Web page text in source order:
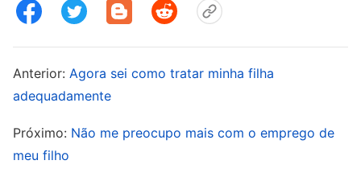
e o marido estavam tendo problemas no
de considerar o divórcio, e que os sogros dela
não estavam cuidando da criança. Ela se sentia
repressão. Minha filha chorou enquanto
desabafava todas as mágoas em seu coração.
Anterior: Agora sei como tratar minha filha
adequadamente
Próximo: Não me preocupo mais com o emprego de
meu filho